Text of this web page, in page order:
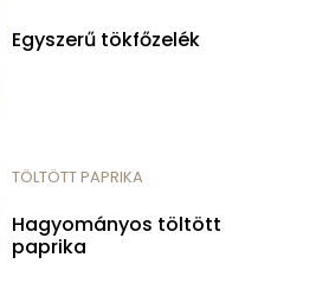
Egyszerű tökfőzelék
TÖLTÖTT PAPRIKA
Hagyományos töltött
paprika